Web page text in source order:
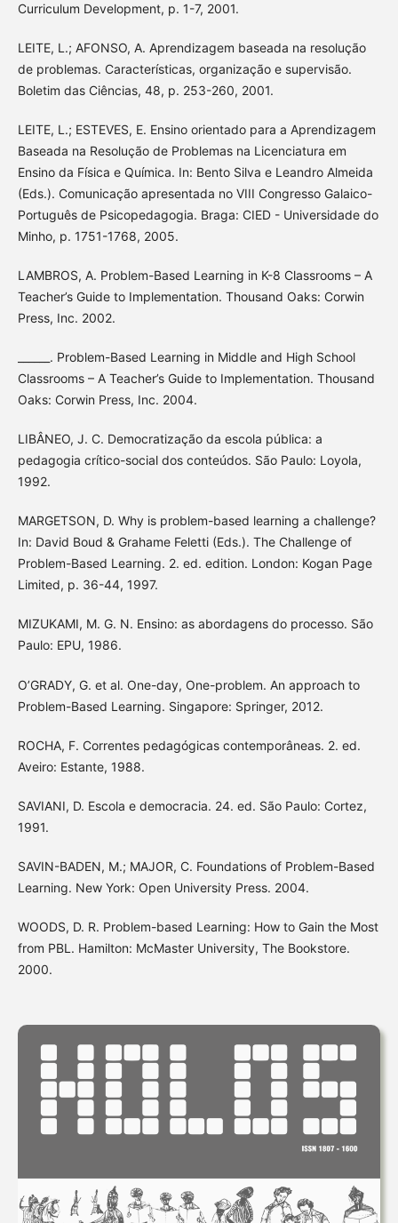
Curriculum Development, p. 1-7, 2001.
LEITE, L.; AFONSO, A. Aprendizagem baseada na resolução
de problemas. Características, organização e supervisão.
Boletim das Ciências, 48, p. 253-260, 2001.
LEITE, L.; ESTEVES, E. Ensino orientado para a Aprendizagem
Baseada na Resolução de Problemas na Licenciatura em
Ensino da Física e Química. In: Bento Silva e Leandro Almeida
(Eds.). Comunicação apresentada no VIII Congresso Galaico-
Português de Psicopedagogia. Braga: CIED - Universidade do
Minho, p. 1751-1768, 2005.
LAMBROS, A. Problem-Based Learning in K-8 Classrooms – A
Teacher’s Guide to Implementation. Thousand Oaks: Corwin
Press, Inc. 2002.
______. Problem-Based Learning in Middle and High School
Classrooms – A Teacher’s Guide to Implementation. Thousand
Oaks: Corwin Press, Inc. 2004.
LIBÂNEO, J. C. Democratização da escola pública: a
pedagogia crítico-social dos conteúdos. São Paulo: Loyola,
1992.
MARGETSON, D. Why is problem-based learning a challenge?
In: David Boud & Grahame Feletti (Eds.). The Challenge of
Problem-Based Learning. 2. ed. edition. London: Kogan Page
Limited, p. 36-44, 1997.
MIZUKAMI, M. G. N. Ensino: as abordagens do processo. São
Paulo: EPU, 1986.
O’GRADY, G. et al. One-day, One-problem. An approach to
Problem-Based Learning. Singapore: Springer, 2012.
ROCHA, F. Correntes pedagógicas contemporâneas. 2. ed.
Aveiro: Estante, 1988.
SAVIANI, D. Escola e democracia. 24. ed. São Paulo: Cortez,
1991.
SAVIN-BADEN, M.; MAJOR, C. Foundations of Problem-Based
Learning. New York: Open University Press. 2004.
WOODS, D. R. Problem-based Learning: How to Gain the Most
from PBL. Hamilton: McMaster University, The Bookstore.
2000.